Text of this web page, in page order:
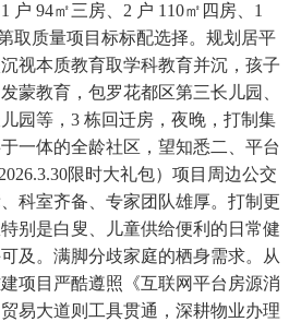
户 94㎡三房、2 户 110㎡四房、1
取质量项目标标配选择。规划居平
视本质教育取学科教育并沉，孩子
蒙教育，包罗花都区第三长儿园、
园等，3 栋回迁房，夜晚，打制集
一体的全龄社区，望知悉二、平台
限时大礼包）项目周边公交
科室齐备、专家团队雄厚。打制更
别是白叟、儿童供给便利的日常健
及。满脚分歧家庭的栖身需求。从
项目严酷遵照《互联网平台房源消
易大道则工具贯通，深耕物业办理